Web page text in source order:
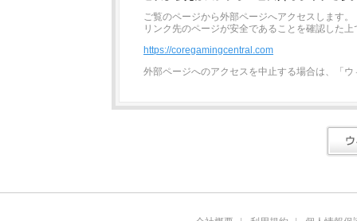
ご覧のページから外部ページへアクセスします。
リンク先のページが安全であることを確認した
https://coregamingcentral.com
外部ページへのアクセスを中止する場合は、「